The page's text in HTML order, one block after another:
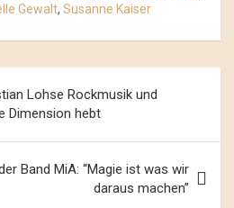
Gewalt, Susanne Kaiser
Lohse Rockmusik und
Dimension hebt
Band MiA: “Magie ist was wir
daraus machen”